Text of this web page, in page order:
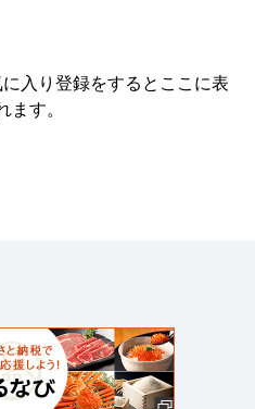
入り登録をすると ここに表
ます。